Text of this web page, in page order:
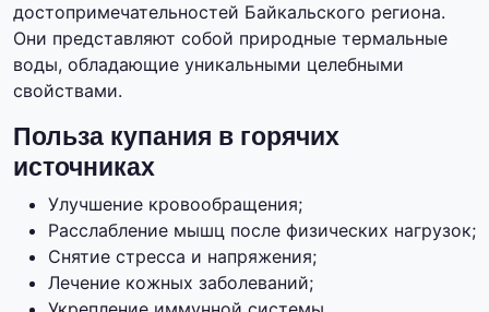
достопримечательностей Байкальского региона.
Они представляют собой природные термальные
воды, обладающие уникальными целебными
свойствами.
Польза купания в горячих
источниках
Улучшение кровообращения;
Расслабление мышц после физических нагрузок;
Снятие стресса и напряжения;
Лечение кожных заболеваний;